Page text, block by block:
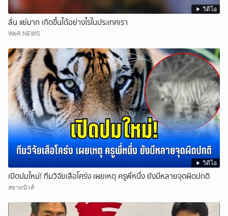
วิดีโอ
ลั่น แย่มาก เกิดขึ้นได้อย่างไรในประเทศเรา
WeR NEWS
วิดีโอ
เปิดปมใหม่! ทีมวิจัยเสือโคร่ง เผยเหตุ ครูพี่หนึ่ง ยังมีหลายจุดผิดปกติ
สยามนิวส์